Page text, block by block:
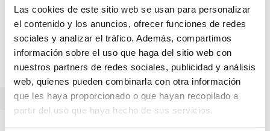
Las cookies de este sitio web se usan para personalizar
el contenido y los anuncios, ofrecer funciones de redes
sociales y analizar el tráfico. Además, compartimos
información sobre el uso que haga del sitio web con
nuestros partners de redes sociales, publicidad y análisis
web, quienes pueden combinarla con otra información
que les haya proporcionado o que hayan recopilado a
partir del uso que haya hecho de sus servicios.
Volver